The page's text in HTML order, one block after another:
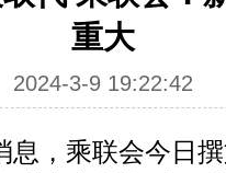
重大
2024-3-9 19:22:42
，乘联会今日撰